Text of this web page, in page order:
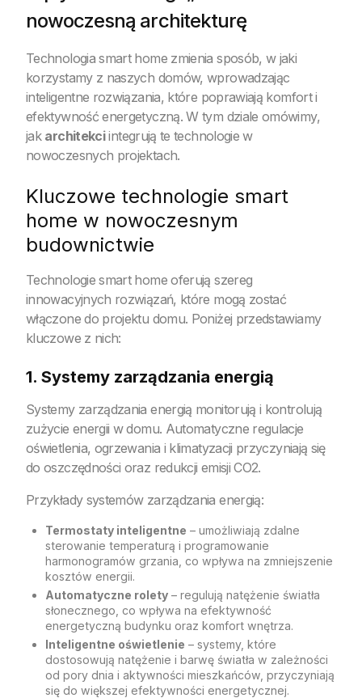
nowoczesną architekturę
Technologia smart home zmienia sposób, w jaki
korzystamy z naszych domów, wprowadzając
inteligentne rozwiązania, które poprawiają komfort i
efektywność energetyczną. W tym dziale omówimy,
jak architekciintegrują te technologie w
nowoczesnych projektach.
Kluczowe technologie smart
home w nowoczesnym
budownictwie
Technologie smart home oferują szereg
innowacyjnych rozwiązań, które mogą zostać
włączone do projektu domu. Poniżej przedstawiamy
kluczowe z nich:
1. Systemy zarządzania energią
Systemy zarządzania energią monitorują i kontrolują
zużycie energii w domu. Automatyczne regulacje
oświetlenia, ogrzewania i klimatyzacji przyczyniają się
do oszczędności oraz redukcji emisji CO2.
Przykłady systemów zarządzania energią:
Termostaty inteligentne – umożliwiają zdalne
sterowanie temperaturą i programowanie
harmonogramów grzania, co wpływa na zmniejszenie
kosztów energii.
Automatyczne rolety – regulują natężenie światła
słonecznego, co wpływa na efektywność
energetyczną budynku oraz komfort wnętrza.
Inteligentne oświetlenie – systemy, które
dostosowują natężenie i barwę światła w zależności
od pory dnia i aktywności mieszkańców, przyczyniają
się do większej efektywności energetycznej.